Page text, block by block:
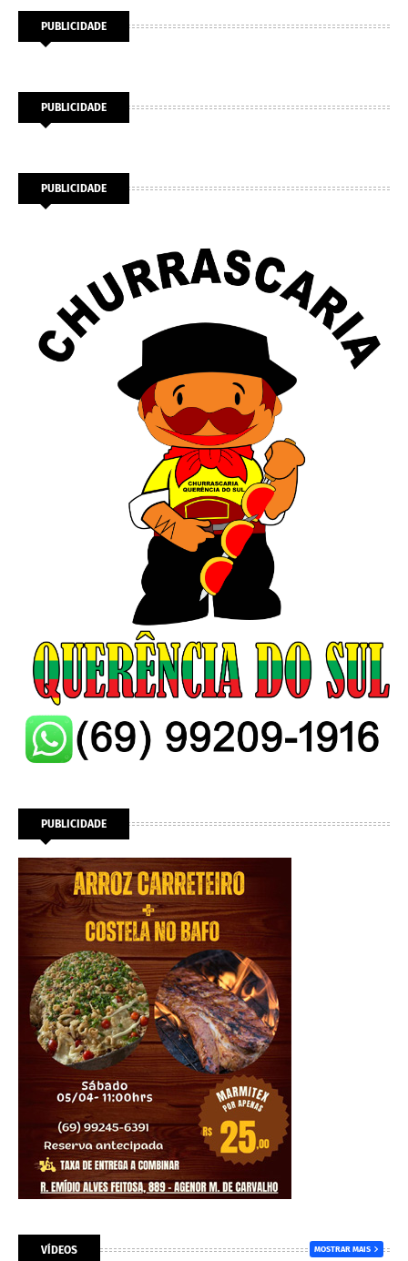
PUBLICIDADE
PUBLICIDADE
PUBLICIDADE
PUBLICIDADE
VÍDEOS MOSTRAR MAIS